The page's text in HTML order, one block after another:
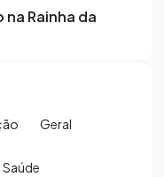
Rainha da
Geral
Saúde